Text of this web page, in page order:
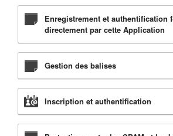
Enregistrement et authentification
directement par cette Application
Gestion des balises
Inscription et authentification